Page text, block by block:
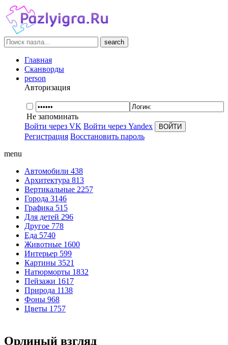
search
Главная
Сканворды
person
Авторизация
Не запоминать
Войти через VK Войти через Yandex
Регистрация Восстановить пароль
menu
Автомобили 438
Архитектура 813
Вертикальные 2257
Города 3146
Графика 515
Для детей 296
Другое 778
Еда 5740
Животные 1600
Интерьер 599
Картины 3521
Натюрморты 1832
Пейзажи 1617
Природа 1138
Фоны 968
Цветы 1757
Орлиный взгляд